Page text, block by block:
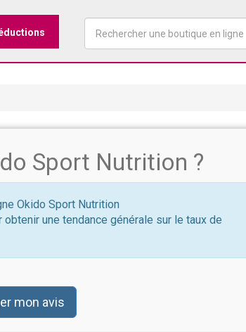
Sport Nutrition ?
Okido Sport Nutrition
une tendance générale sur le taux de
mon avis